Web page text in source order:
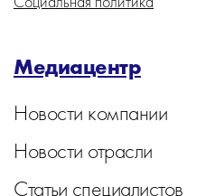
Медиацентр
Новости компании
Новости отрасли
Статьи специалистов